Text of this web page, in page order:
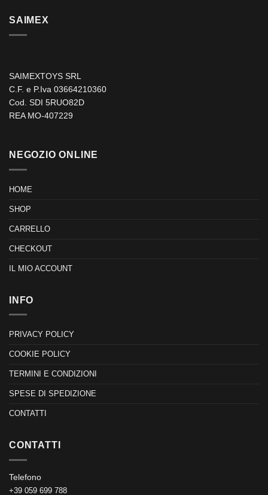
SAIMEX
SAIMEXTOYS SRL
C.F. e P.Iva 03664210360
Cod. SDI 5RUO82D
REA MO-407229
NEGOZIO ONLINE
HOME
SHOP
CARRELLO
CHECKOUT
IL MIO ACCOUNT
INFO
PRIVACY POLICY
COOKIE POLICY
TERMINI E CONDIZIONI
SPESE DI SPEDIZIONE
CONTATTI
CONTATTI
Telefono
+39 059 699 788